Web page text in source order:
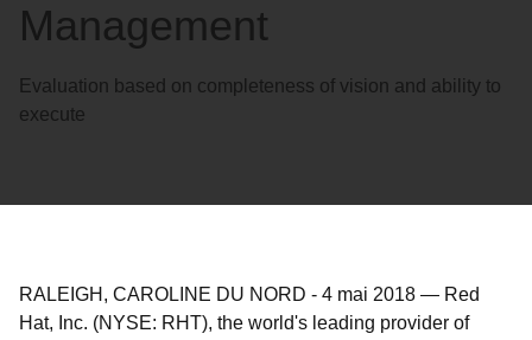
Management
Evaluation based on completeness of vision and ability to
execute
RALEIGH, CAROLINE DU NORD - 4 mai 2018 — Red
Hat, Inc. (NYSE: RHT), the world's leading provider of